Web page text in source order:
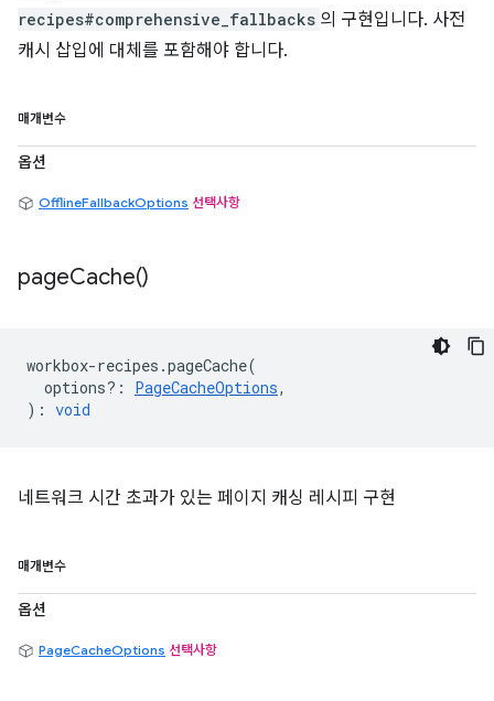
recipes#comprehensive_fallbacks 의 구현입니다. 사전
캐시 삽입에 대체를 포함해야 합니다.
매개변수
옵션
OfflineFallbackOptions 선택사항
pageCache()
workbox-recipes .pageCache(
options? : PageCacheOptions,
) : void
네트워크 시간 초과가 있는 페이지 캐싱 레시피 구현
매개변수
옵션
PageCacheOptions 선택사항